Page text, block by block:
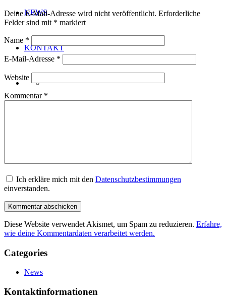
NEWS
KONTAKT
Deine E-Mail-Adresse wird nicht veröffentlicht. Erforderliche
Felder sind mit * markiert
Name *
E-Mail-Adresse *
Website
Kommentar *
Ich erkläre mich mit den Datenschutzbestimmungen
einverstanden.
Diese Website verwendet Akismet, um Spam zu reduzieren. Erfahre,
wie deine Kommentardaten verarbeitet werden.
Categories
News
Kontaktinformationen